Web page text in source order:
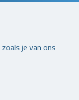
je van ons